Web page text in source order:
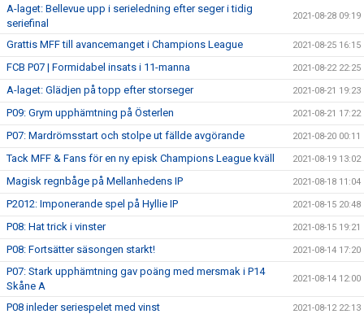
A-laget: Bellevue upp i serieledning efter seger i tidig
seriefinal
2021-08-28 09:19
Grattis MFF till avancemanget i Champions League 2021-08-25 16:15
FCB P07 | Formidabel insats i 11-manna 2021-08-22 22:25
A-laget: Glädjen på topp efter storseger 2021-08-21 19:23
P09: Grym upphämtning på Österlen 2021-08-21 17:22
P07: Mardrömsstart och stolpe ut fällde avgörande 2021-08-20 00:11
Tack MFF & Fans för en ny episk Champions League kväll 2021-08-19 13:02
Magisk regnbåge på Mellanhedens IP 2021-08-18 11:04
P2012: Imponerande spel på Hyllie IP 2021-08-15 20:48
P08: Hat trick i vinster 2021-08-15 19:21
P08: Fortsätter säsongen starkt! 2021-08-14 17:20
P07: Stark upphämtning gav poäng med mersmak i P14
Skåne A
2021-08-14 12:00
P08 inleder seriespelet med vinst 2021-08-12 22:13